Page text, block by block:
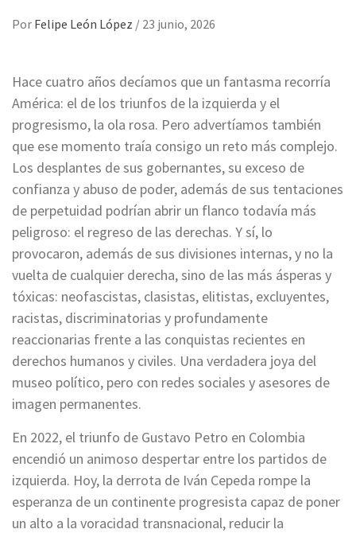
Por Felipe León López / 23 junio, 2026
Hace cuatro años decíamos que un fantasma recorría
América: el de los triunfos de la izquierda y el
progresismo, la ola rosa. Pero advertíamos también
que ese momento traía consigo un reto más complejo.
Los desplantes de sus gobernantes, su exceso de
confianza y abuso de poder, además de sus tentaciones
de perpetuidad podrían abrir un flanco todavía más
peligroso: el regreso de las derechas. Y sí, lo
provocaron, además de sus divisiones internas, y no la
vuelta de cualquier derecha, sino de las más ásperas y
tóxicas: neofascistas, clasistas, elitistas, excluyentes,
racistas, discriminatorias y profundamente
reaccionarias frente a las conquistas recientes en
derechos humanos y civiles. Una verdadera joya del
museo político, pero con redes sociales y asesores de
imagen permanentes.
En 2022, el triunfo de Gustavo Petro en Colombia
encendió un animoso despertar entre los partidos de
izquierda. Hoy, la derrota de Iván Cepeda rompe la
esperanza de un continente progresista capaz de poner
un alto a la voracidad transnacional, reducir la